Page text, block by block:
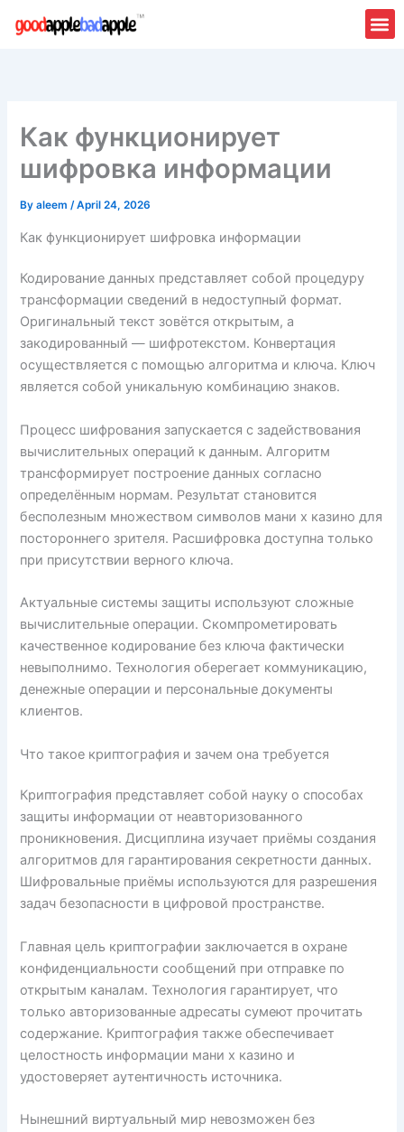
Как функционирует
шифровка информации
Byaleem/April 24, 2026
Как функционирует шифровка информации
Кодирование данных представляет собой процедуру
трансформации сведений в недоступный формат.
Оригинальный текст зовётся открытым, а
закодированный — шифротекстом. Конвертация
осуществляется с помощью алгоритма и ключа. Ключ
является собой уникальную комбинацию знаков.
Процесс шифрования запускается с задействования
вычислительных операций к данным. Алгоритм
трансформирует построение данных согласно
определённым нормам. Результат становится
бесполезным множеством символов мани х казино для
постороннего зрителя. Расшифровка доступна только
при присутствии верного ключа.
Актуальные системы защиты используют сложные
вычислительные операции. Скомпрометировать
качественное кодирование без ключа фактически
невыполнимо. Технология оберегает коммуникацию,
денежные операции и персональные документы
клиентов.
Что такое криптография и зачем она требуется
Криптография представляет собой науку о способах
защиты информации от неавторизованного
проникновения. Дисциплина изучает приёмы создания
алгоритмов для гарантирования секретности данных.
Шифровальные приёмы используются для разрешения
задач безопасности в цифровой пространстве.
Главная цель криптографии заключается в охране
конфиденциальности сообщений при отправке по
открытым каналам. Технология гарантирует, что
только авторизованные адресаты сумеют прочитать
содержание. Криптография также обеспечивает
целостность информации мани х казино и
удостоверяет аутентичность источника.
Нынешний виртуальный мир невозможен без